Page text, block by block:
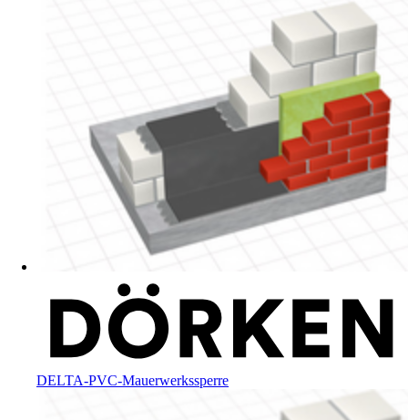
DELTA-PVC-Mauerwerkssperre